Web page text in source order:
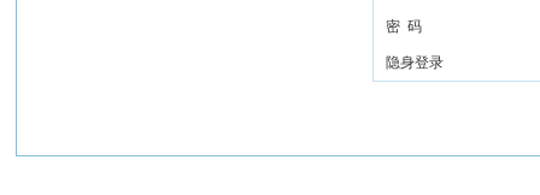
密 码
隐身登录